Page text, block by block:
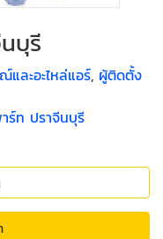
บุรี
ละอะไหล่แอร์, ผู้ติดตั้ง
ร์ท ปราจีนบุรี